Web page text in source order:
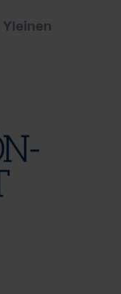
Yleinen